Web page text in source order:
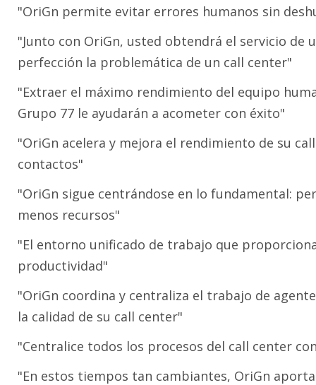
"OriGn permite evitar errores humanos sin
"Junto con OriGn, usted obtendrá el servicio de
perfección la problemática de un call center"
"Extraer el máximo rendimiento del equipo
Grupo 77 le ayudarán a acometer con éxito"
"OriGn acelera y mejora el rendimiento de su
contactos"
"OriGn sigue centrándose en lo fundamental:
menos recursos"
"El entorno unificado de trabajo que
productividad"
"OriGn coordina y centraliza el trabajo de
la calidad de su call center"
"Centralice todos los procesos del call center
"En estos tiempos tan cambiantes, OriGn